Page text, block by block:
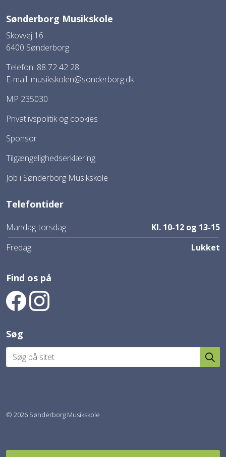
Sønderborg Musikskole
Skovvej 16
6400 Sønderborg
Telefon: 88 72 42 28
E-mail: musikskolen@sonderborg.dk
MP 235030
Privatlivspolitik og cookies
Sponsor
Tilgængelighedserklæring
Job i Sønderborg Musikskole
Telefontider
Mandag-torsdag
Kl. 10-12 og 13-15
Fredag
Lukket
Find os på
Søg
© 2026 Sønderborg Musikskole